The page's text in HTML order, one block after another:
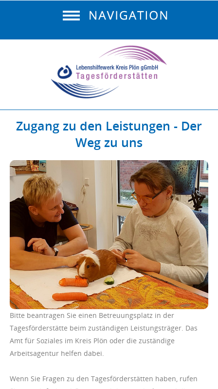
Zugang zu den Leistungen - Der
Weg zu uns
Bitte beantragen Sie einen Betreuungsplatz in der
Tagesförderstätte beim zuständigen Leistungsträger. Das
Amt für Soziales im Kreis Plön oder die zuständige
Arbeitsagentur helfen dabei.
Wenn Sie Fragen zu den Tagesförderstätten haben, rufen